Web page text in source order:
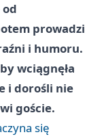
prowadzi
i humoru.
wciągnęła
i dorośli nie
goście.
się